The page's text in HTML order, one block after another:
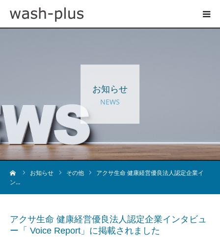
お知らせ
NEWS
お知らせ その他
アクサ生命 健康経営優良法人認定企業イ
ン…
アクサ生命 健康経営優良法人認定企業インタビュ
ー「 Voice Report」に掲載されました
お知らせ
採用情報